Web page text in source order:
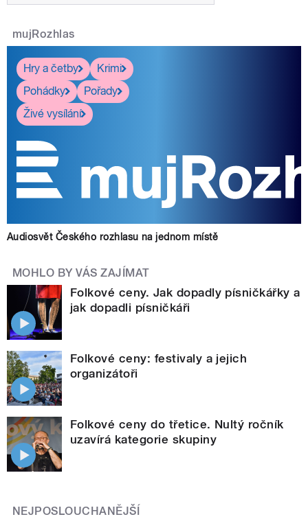
mujRozhlas
Hry a četby
Krimi
Pohádky
Pořady
Živé vysílání
Audiosvět Českého rozhlasu na jednom místě
MOHLO BY VÁS ZAJÍMAT
Folkové ceny. Jak dopadly písničkářky a
jak dopadli písničkáři
Folkové ceny: festivaly a jejich
organizátoři
Folkové ceny do třetice. Nultý ročník
uzavírá kategorie skupiny
NEJPOSLOUCHANĚJŠÍ